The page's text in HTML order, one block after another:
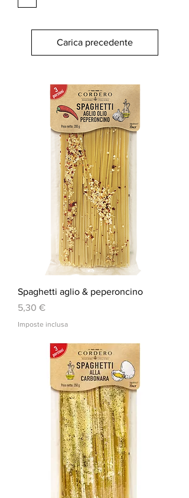
Carica precedente
Spaghetti aglio & peperoncino
Prezzo
5,30 €
Imposte inclusa